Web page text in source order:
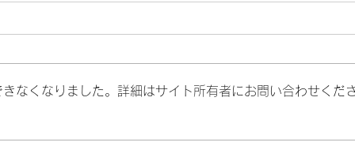
釜石OWS
進
なくなりました。詳細はサイト所有者にお問い合わせくだ